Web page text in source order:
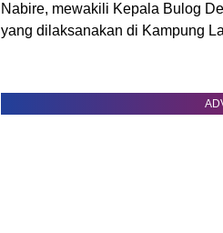
Nabire, mewakili Kepala Bulog
yang dilaksanakan di Kampung